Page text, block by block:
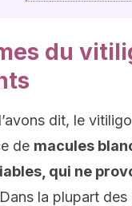
du
dit, le
de macules
qui ne
la plupart des